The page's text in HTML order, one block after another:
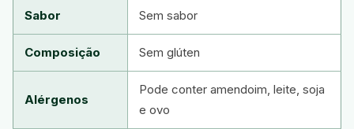
Sabor Sem sabor
Composição Sem glúten
Alérgenos
Pode conter amendoim, leite, soja
e ovo